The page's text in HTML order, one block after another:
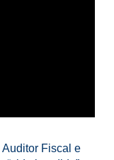
Fiscal e